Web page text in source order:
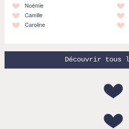
Noémie
Camille
Caroline
Découvrir tous